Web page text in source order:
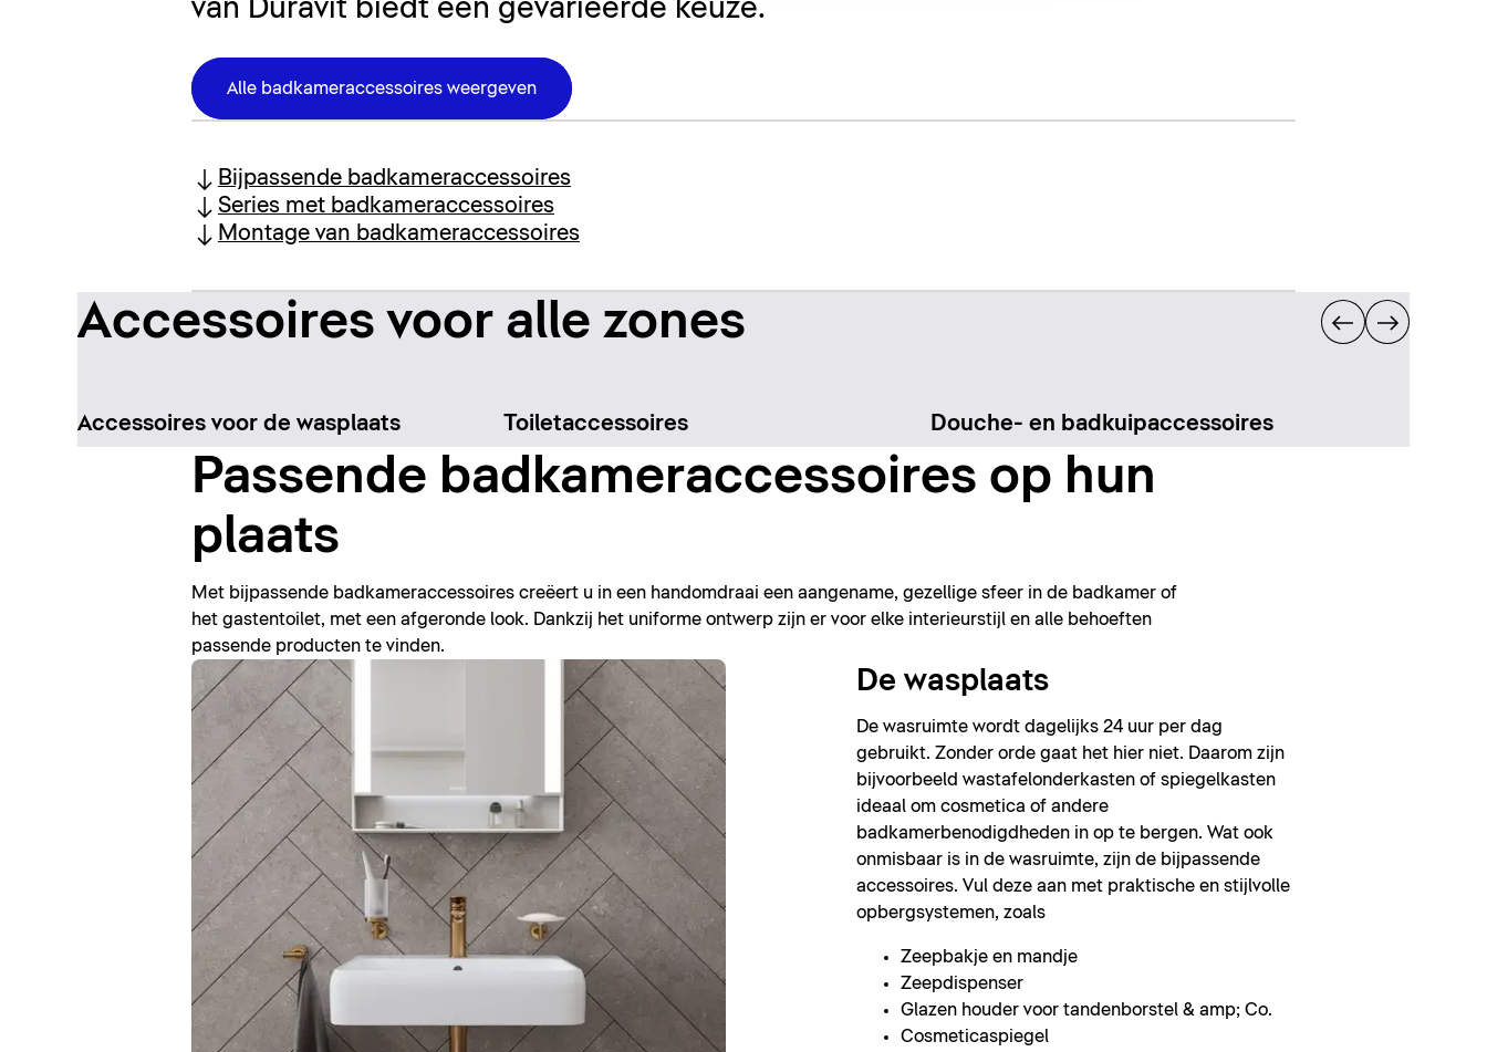
van Duravit biedt een gevarieerde keuze.
Alle badkameraccessoires weergeven
Bijpassende badkameraccessoires
Series met badkameraccessoires
Montage van badkameraccessoires
Accessoires voor alle zones
Accessoires voor de wasplaats Toiletaccessoires Douche- en badkuipaccessoires
Passende badkameraccessoires op hun
plaats
Met bijpassende badkameraccessoires creëert u in een handomdraai een aangename, gezellige sfeer in de badkamer of
het gastentoilet, met een afgeronde look. Dankzij het uniforme ontwerp zijn er voor elke interieurstijl en alle behoeften
passende producten te vinden.
De wasplaats
De wasruimte wordt dagelijks 24 uur per dag
gebruikt. Zonder orde gaat het hier niet. Daarom zijn
bijvoorbeeld wastafelonderkasten of spiegelkasten
ideaal om cosmetica of andere
badkamerbenodigdheden in op te bergen. Wat ook
onmisbaar is in de wasruimte, zijn de bijpassende
accessoires. Vul deze aan met praktische en stijlvolle
opbergsystemen, zoals
Zeepbakje en mandje
Zeepdispenser
Glazen houder voor tandenborstel & amp; Co.
Cosmeticaspiegel